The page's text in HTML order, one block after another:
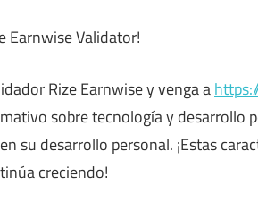
Earnwise Validator!
Rize Earnwise y venga a
sobre tecnología y desarrollo
su desarrollo personal. ¡Estas
creciendo!